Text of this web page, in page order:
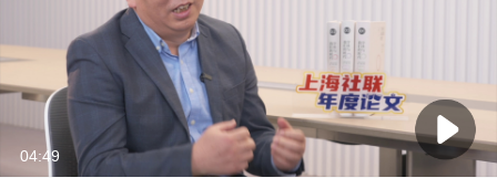
04:49